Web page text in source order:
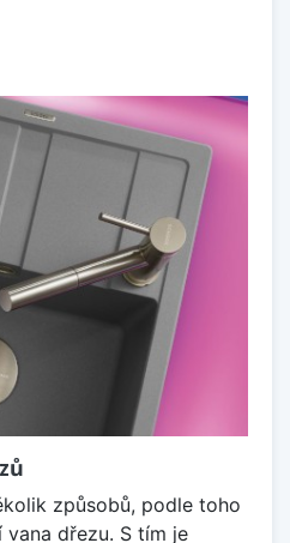
způsobů, podle toho
vana dřezu. S tím je